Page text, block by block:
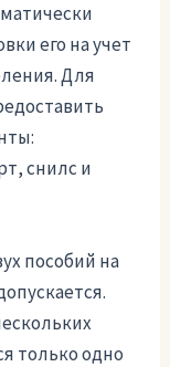
его на учет
Для
снилс и
пособий на
только одно